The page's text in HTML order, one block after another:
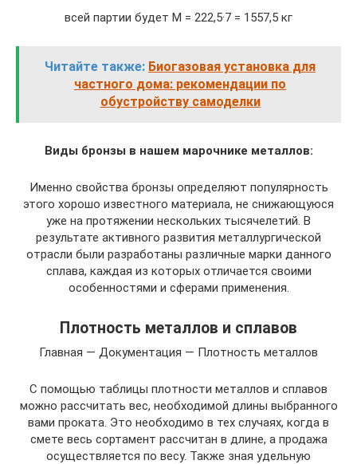
всей партии будет М = 222,5·7 = 1557,5 кг
Читайте также: Биогазовая установка для
частного дома: рекомендации по
обустройству самоделки
Виды бронзы в нашем марочнике металлов:
Именно свойства бронзы определяют популярность
этого хорошо известного материала, не снижающуюся
уже на протяжении нескольких тысячелетий. В
результате активного развития металлургической
отрасли были разработаны различные марки данного
сплава, каждая из которых отличается своими
особенностями и сферами применения.
Плотность металлов и сплавов
Главная — Документация — Плотность металлов
С помощью таблицы плотности металлов и сплавов
можно рассчитать вес, необходимой длины выбранного
вами проката. Это необходимо в тех случаях, когда в
смете весь сортамент рассчитан в длине, а продажа
осуществляется по весу. Также зная удельную